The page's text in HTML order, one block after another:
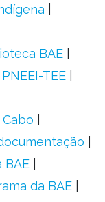
BAE
PNEEI-TEE
BAE
da BAE